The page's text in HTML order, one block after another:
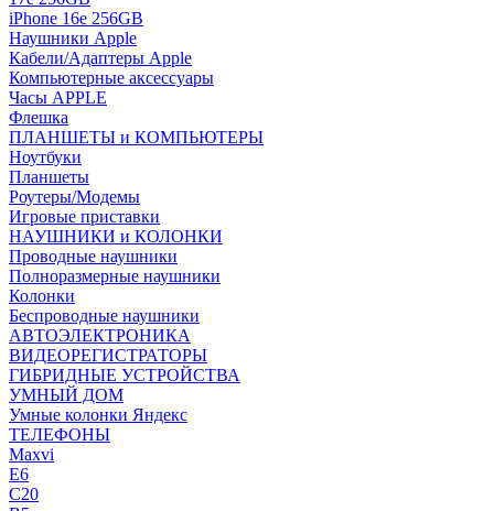
iPhone 16e 256GB
Наушники Apple
Кабели/Адаптеры Apple
Компьютерные аксессуары
Часы APPLE
Флешка
ПЛАНШЕТЫ и КОМПЬЮТЕРЫ
Ноутбуки
Планшеты
Роутеры/Модемы
Игровые приставки
НАУШНИКИ и КОЛОНКИ
Проводные наушники
Полноразмерные наушники
Колонки
Беспроводные наушники
АВТОЭЛЕКТРОНИКА
ВИДЕОРЕГИСТРАТОРЫ
ГИБРИДНЫЕ УСТРОЙСТВА
УМНЫЙ ДОМ
Умные колонки Яндекс
ТЕЛЕФОНЫ
Maxvi
E6
C20